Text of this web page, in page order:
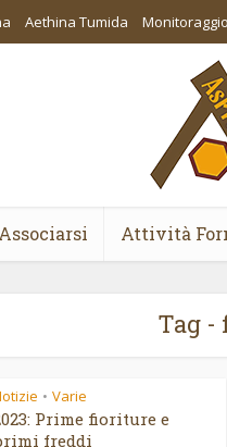
Aethina Tumida
Associarsi Attività
Tag
• Varie
Prime fioriture e
freddi